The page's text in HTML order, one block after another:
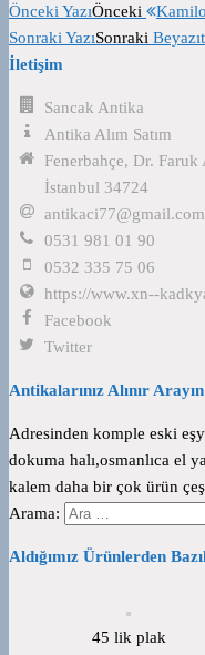
Önceki YazıÖnceki
Sonraki YazıSonraki
İletişim
Sancak Antika
Antika Alım Satım
Fenerbahçe, Dr.
İstanbul 34724
antikaci77@gmail.com
0531 981 01 90
0532 335 75 06
https://www.xn--
Facebook
Twitter
Antikalarınız Alınır
Adresinden komple eski
dokuma halı,osmanlıca el
kalem daha bir çok ürün
Arama:
Aldığımız Ürünlerden
45 lik plak